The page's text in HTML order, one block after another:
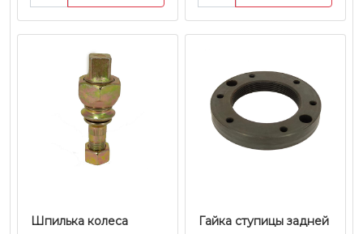
Шпилька колеса
Гайка ступицы задней